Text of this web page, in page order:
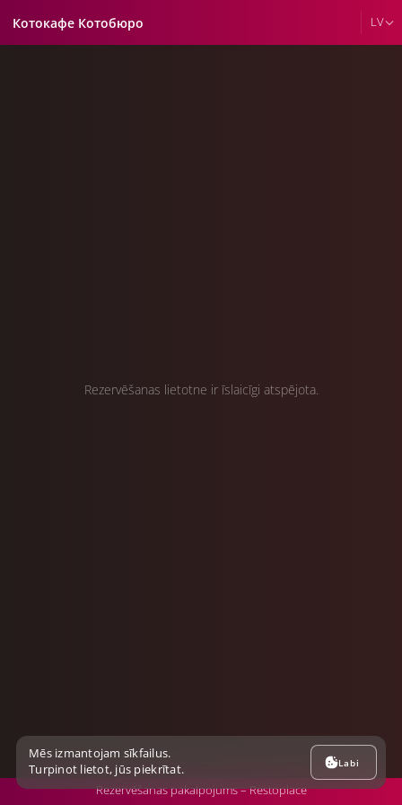
Котокафе Котобюро LV
Rezervēšanas lietotne ir īslaicīgi atspējota.
Rezervēšanas pakalpojums – Restoplace
Mēs izmantojam sīkfailus.
Turpinot lietot, jūs piekrītat.
Labi